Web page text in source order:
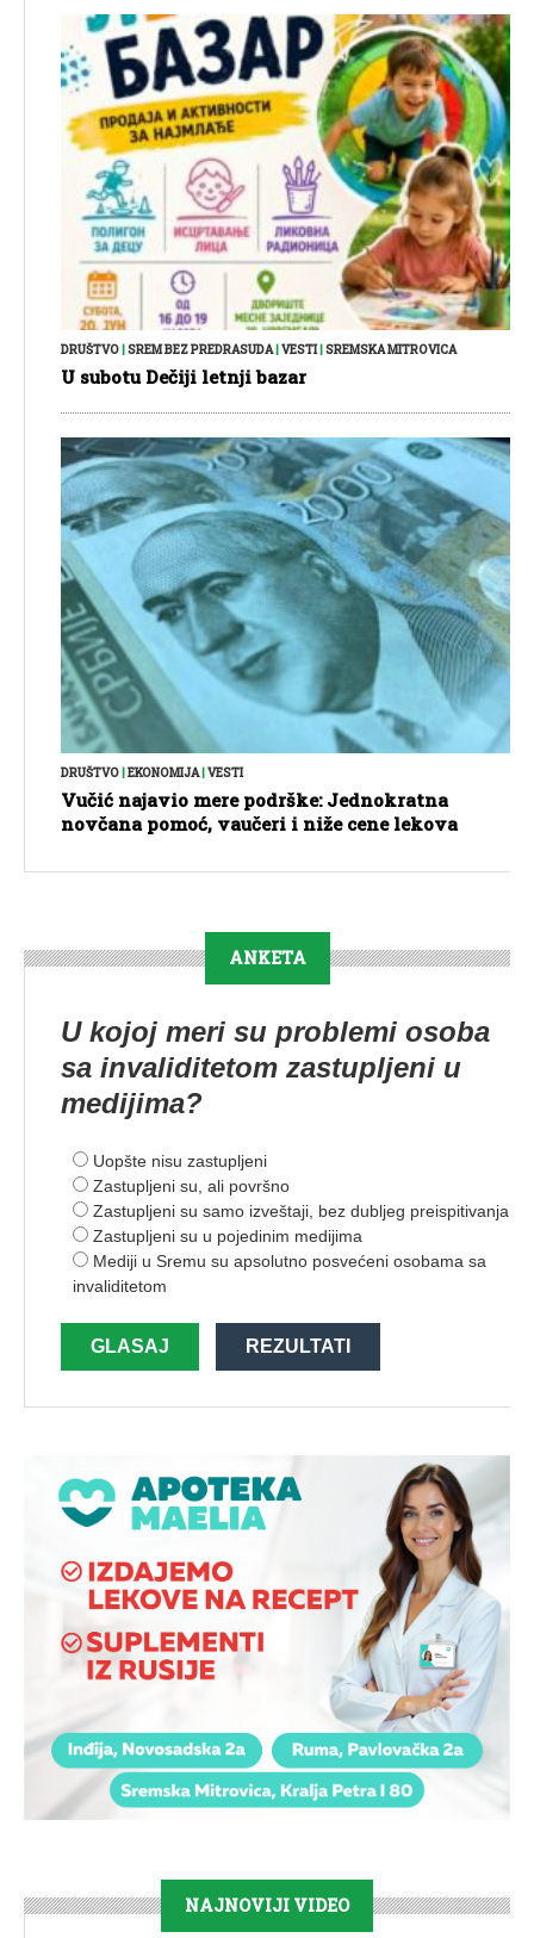
DRUŠTVO|SREM BEZ PREDRASUDA|VESTI|SREMSKA MITROVICA
U subotu Dečiji letnji bazar
DRUŠTVO EKONOMIJA| VESTI
Vučić najavio mere podrške: Jednokratna
novčana pomoć, vaučeri i niže cene lekova
ANKETA
U kojoj meri su problemi osoba
sa invaliditetom zastupljeni u
medijima?
Uopšte nisu zastupljeni
Zastupljeni su, ali površno
Zastupljeni su samo izveštaji, bez dubljeg preispitivanja
Zastupljeni su u pojedinim medijima
Mediji u Sremu su apsolutno posvećeni osobama sa
invaliditetom
GLASAJ REZULTATI
NAJNOVIJI VIDEO